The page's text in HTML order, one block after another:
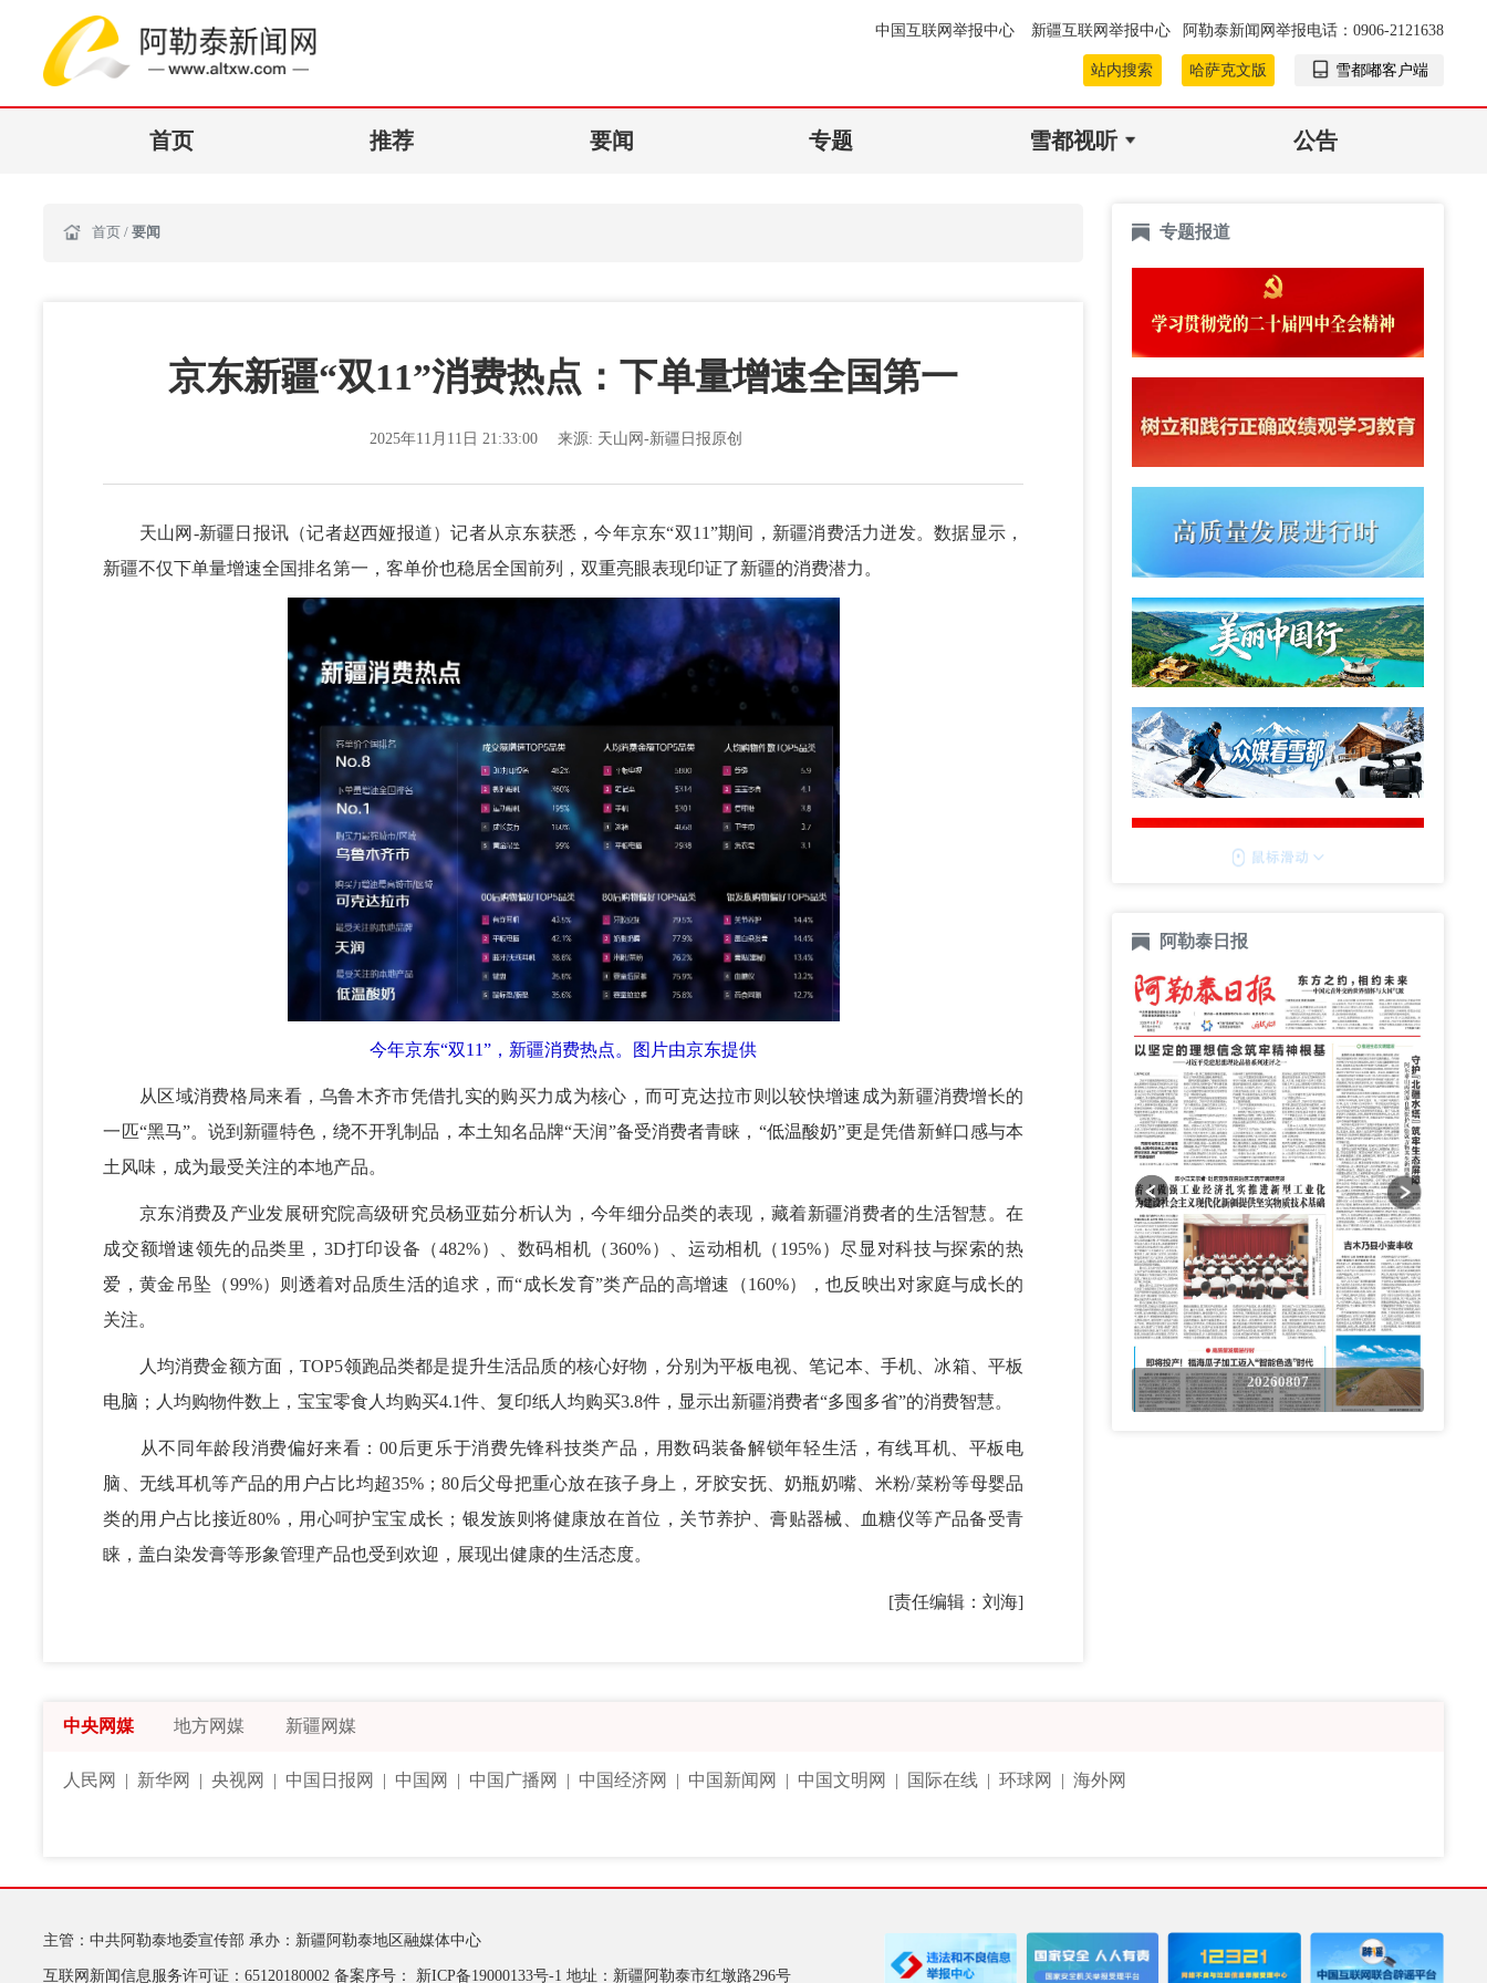
中国互联网举报中心 新疆互联网举报中心 阿勒泰新闻网举报电话：0906-2121638
站内搜索 哈萨克文版 雪都嘟客户端
首页 推荐 要闻 专题 雪都视听 公告
首页 / 要闻
京东新疆“双11”消费热点：下单量增速全国第一
2025年11月11日 21:33:00 来源: 天山网-新疆日报原创
天山网-新疆日报讯（记者赵西娅报道）记者从京东获悉，今年京东“双11”期间，新疆消费活力迸发。数据显示，
新疆不仅下单量增速全国排名第一，客单价也稳居全国前列，双重亮眼表现印证了新疆的消费潜力。
今年京东“双11”，新疆消费热点。图片由京东提供
从区域消费格局来看，乌鲁木齐市凭借扎实的购买力成为核心，而可克达拉市则以较快增速成为新疆消费增长的
一匹“黑马”。说到新疆特色，绕不开乳制品，本土知名品牌“天润”备受消费者青睐，“低温酸奶”更是凭借新鲜口感与本
土风味，成为最受关注的本地产品。
京东消费及产业发展研究院高级研究员杨亚茹分析认为，今年细分品类的表现，藏着新疆消费者的生活智慧。在
成交额增速领先的品类里，3D打印设备（482%）、数码相机（360%）、运动相机（195%）尽显对科技与探索的热
爱，黄金吊坠（99%）则透着对品质生活的追求，而“成长发育”类产品的高增速（160%），也反映出对家庭与成长的
关注。
人均消费金额方面，TOP5领跑品类都是提升生活品质的核心好物，分别为平板电视、笔记本、手机、冰箱、平板
电脑；人均购物件数上，宝宝零食人均购买4.1件、复印纸人均购买3.8件，显示出新疆消费者“多囤多省”的消费智慧。
从不同年龄段消费偏好来看：00后更乐于消费先锋科技类产品，用数码装备解锁年轻生活，有线耳机、平板电
脑、无线耳机等产品的用户占比均超35%；80后父母把重心放在孩子身上，牙胶安抚、奶瓶奶嘴、米粉/菜粉等母婴品
类的用户占比接近80%，用心呵护宝宝成长；银发族则将健康放在首位，关节养护、膏贴器械、血糖仪等产品备受青
睐，盖白染发膏等形象管理产品也受到欢迎，展现出健康的生活态度。
[责任编辑：刘海]
专题报道
阿勒泰日报
20260807
中央网媒 地方网媒 新疆网媒
人民网 新华网 |央视网 中国日报网 中国网 中国广播网 中国经济网 中国新闻网 中国文明网 国际在线 |环球网 |海外网
主管：中共阿勒泰地委宣传部承办：新疆阿勒泰地区融媒体中心
互联网新闻信息服务许可证：65120180002备案序号： 新ICP备19000133号-1地址：新疆阿勒泰市红墩路296号